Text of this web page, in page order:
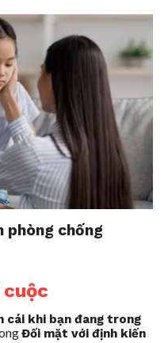
phòng chống
cái khi bạn đang trong
Đối mặt với định kiến